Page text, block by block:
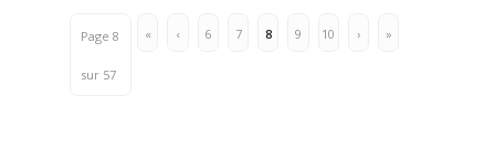
Page 8
sur 57
« ‹ 6 7 8 9 10 › »